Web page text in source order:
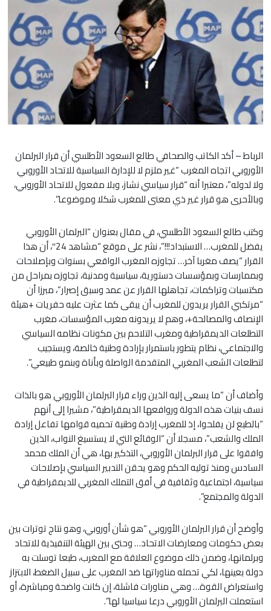
الرباط – أكد الكاتب والصحافي طالع السعود الأطلسي أن قرار البرلمان
الأوروبي اتجاه المغرب “غير ملزم لا للإدارة السياسية للاتحاد الأوروبي
ولا لدوله”، معتبرا أنه “قرار سياسي نشاز، وبلا مفعول للاتحاد الأوروبي،
وبالأحرى هو قرار غير ذي معنى للمغرب شكلا وموضوعا”.
وكتب طالع السعود الأطلسي، في مقال بعنوان “البرلمان الأوروبي
يفضل للمغرب… الاستبداد!!!”، نشر على موقع “مشاهد 24″، أن هذا
القرار “يصف مغربا آخر… تجاوزه المغرب الواقعي بسنوات وبإصلاحات
وبممارسات وبمؤسسات دستورية، سياسية ومدنية، تجاوزه بمراحل من
مكتسبات وتراكمات، تجاهلها القرار عن عمد وسبق إصرار”، مبرزا أن
“مرتكبي القرار يريدون للمغرب أن يبقى كما عثرت عليه حفريات +هيئة
الإنصاف والمصالحة+، وهم لا يريدونه مغرب المؤسسات، مغرب
التطلعات الديمقراطية ومغرب التلاحم بين مكونات نظامه السياسي
والاجتماعي، نظام يتطور باستمرار بإرادة وطنية خالصة، ويستجيب
لتطلعات الشعب المغربي المتقدمة الواصلة وبأناة وبنمو طبيعي”.
وأضاف أن “ما يسعى إليه الذين وراء قرار البرلمان الأوروبي هو بالذات
نسف بنيات هذه الدولة وروافعها الديمقراطية”، مشيرا إلى أنهم
“بالطبع لن يفلحوا، إذ للمغرب إرادة وطنية تحميه قوامها تفاعل إرادة
الملك والشعب”، مسجلا أن “الوقائع التي لا يستسيغ النواب، الذين
وافقوا على قرار البرلمان الأوروبي، التذكير بها، هي أن الملك محمد
السادس ومنذ توليه الحكم وهو يحقن التدبير السياسي بإصلاحات
سياسية، اجتماعية وثقافية في أفق التملك المغربي للديمقراطية في
الدولة والمجتمع”.
وأوضح أن قرار البرلمان الأوروبي “هو شأن أوروبي، وهو نتاج توترات بين
بعض حكومات ومعارضات الاتحاد… وحتى بين الهيئة التنفيذية للاتحاد
وبرلمانها، وضمن ذلك موضوع العلاقة مع المغرب، طبعا توسلت به
دولة بعينها، لكي تحمله مناوراتها ضد المغرب على سبيل الضغط، الابتزاز
واستعراض القوة… وهي مناورات فاشلة، إن كانت واضحة ومباشرة، أو
استعملت البرلمان الأوروبي درعا سياسيا لها”.